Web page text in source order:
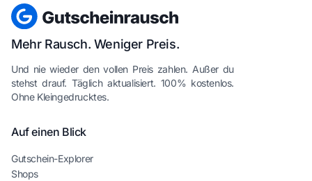
Mehr Rausch. Weniger Preis.
Und nie wieder den vollen Preis zahlen. Außer du
stehst drauf. Täglich aktualisiert. 100% kostenlos.
Ohne Kleingedrucktes.
Auf einen Blick
Gutschein-Explorer
Shops